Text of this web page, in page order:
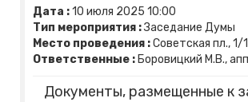
Дата :10 июля 2025 10:00
Тип мероприятия :Заседание Думы
Место проведения :Советская пл., 1/
Ответственные : Боровицкий М.В.,
Документы, размещенные к